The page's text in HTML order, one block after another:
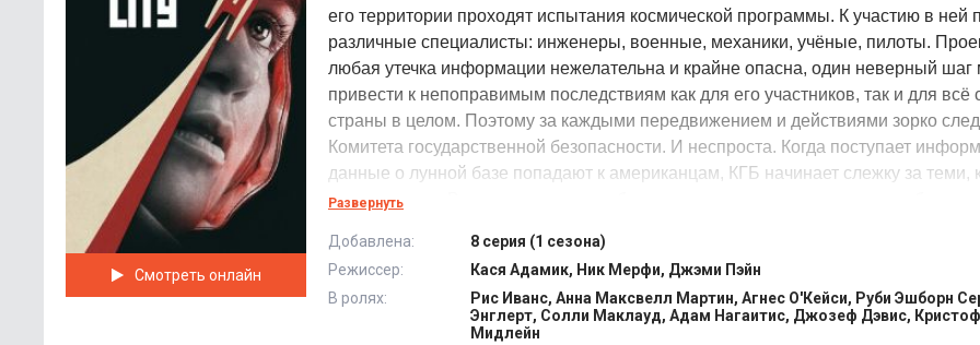
Смотреть онлайн
его территории проходят испытания космической программы. К участию в ней
различные специалисты: инженеры, военные, механики, учёные, пилоты.
любая утечка информации нежелательна и крайне опасна, один неверный шаг
привести к непоправимым последствиям как для его участников, так и для всё
страны в целом. Поэтому за каждыми передвижением и действиями зорко
Комитета государственной безопасности. И неспроста. Когда поступает
данные о лунной базе попадают к американцам, КГБ начинает слежку за теми,
над проектом. В этом закрытом сообществе непросто приходится всем без
Развернуть
Добавлена:
8 серия (1 сезона)
Режиссер:
Кася Адамик, Ник Мерфи, Джэми Пэйн
В ролях:
Рис Иванс, Анна Максвелл Мартин, Агнес О'Кейси, Руби Эшборн
Энглерт, Солли Маклауд, Адам Нагаитис, Джозеф Дэвис,
Мидлейн